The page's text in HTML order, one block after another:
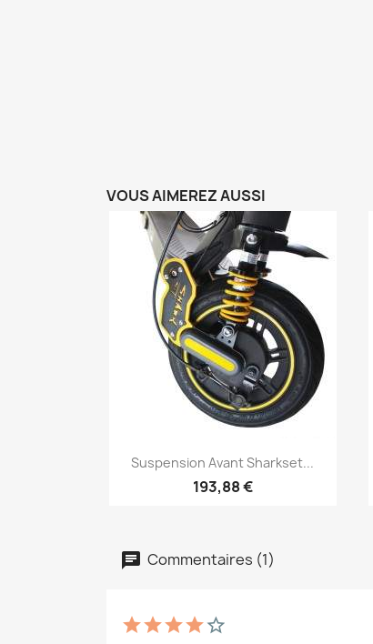
VOUS AIMEREZ AUSSI
Aperçu rapide
Suspension Avant Sharkset...
193,88 €
Commentaires (1)